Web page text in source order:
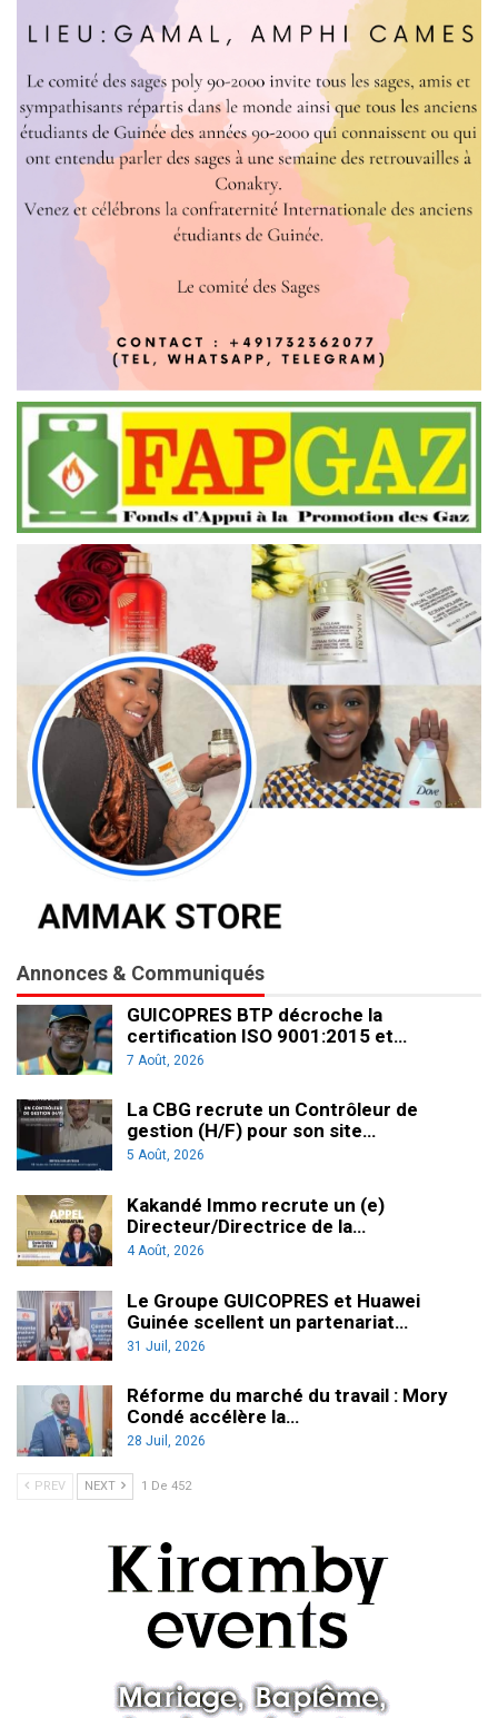
Annonces & Communiqués
GUICOPRES BTP décroche la
certification ISO 9001:2015 et…
7 Août, 2026
La CBG recrute un Contrôleur de
gestion (H/F) pour son site…
5 Août, 2026
Kakandé Immo recrute un (e)
Directeur/Directrice de la…
4 Août, 2026
Le Groupe GUICOPRES et Huawei
Guinée scellent un partenariat…
31 Juil, 2026
Réforme du marché du travail : Mory
Condé accélère la…
28 Juil, 2026
PREV NEXT 1 De 452